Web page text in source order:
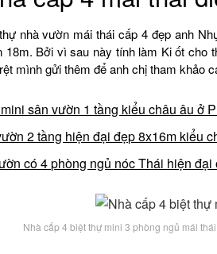
nhà vườn mái thái cấp 4 đẹp anh
Bởi vì sau này tính làm Ki ốt cho
mình gửi thêm để anh chị tham khảo
sân vườn 1 tầng kiểu châu âu ở
2 tầng hiện đại đẹp 8x16m kiểu
có 4 phòng ngủ nóc Thái hiện
Nhà cấp 4 biệt thự mini 3 phòng ngủ mái